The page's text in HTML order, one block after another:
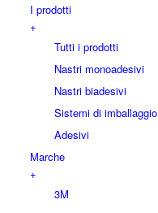
I prodotti
+
Tutti i prodotti
Nastri monoadesivi
Nastri biadesivi
Sistemi di imballaggio
Adesivi
Marche
+
3M